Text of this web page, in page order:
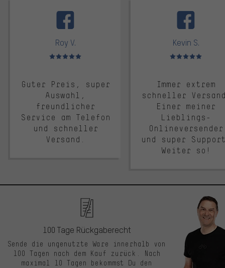
Roy V.
Bewertungen: 5 von 5
Guter Preis, super
Auswahl,
freundlicher
Service am Telefon
und schneller
Versand.
Kevin S.
Bewertungen: 5 von 5
Immer extrem
schneller
Einer meiner
Lieblings-
Onlineversender
und super
Weiter so!
100 Tage Rückgaberecht
Sende die ungenutzte Ware innerhalb von
100 Tagen nach dem Kauf zurück. Nach
maximal 10 Tagen bekommst Du den